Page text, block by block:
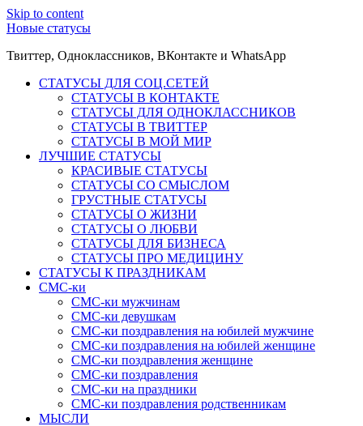
Skip to content
Новые статусы
Твиттер, Одноклассников, ВКонтакте и WhatsApp
СТАТУСЫ ДЛЯ СОЦ.СЕТЕЙ
СТАТУСЫ В КОНТАКТЕ
СТАТУСЫ ДЛЯ ОДНОКЛАССНИКОВ
СТАТУСЫ В ТВИТТЕР
СТАТУСЫ В МОЙ МИР
ЛУЧШИЕ СТАТУСЫ
КРАСИВЫЕ СТАТУСЫ
СТАТУСЫ СО СМЫСЛОМ
ГРУСТНЫЕ СТАТУСЫ
СТАТУСЫ О ЖИЗНИ
СТАТУСЫ О ЛЮБВИ
СТАТУСЫ ДЛЯ БИЗНЕСА
СТАТУСЫ ПРО МЕДИЦИНУ
СТАТУСЫ К ПРАЗДНИКАМ
СМС-ки
СМС-ки мужчинам
СМС-ки девушкам
СМС-ки поздравления на юбилей мужчине
СМС-ки поздравления на юбилей женщине
СМС-ки поздравления женщине
СМС-ки поздравления
СМС-ки на праздники
СМС-ки поздравления родственникам
МЫСЛИ